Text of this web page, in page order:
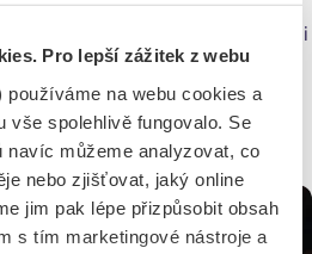
Pro lepší zážitek z webu
používáme na webu cookies a
vše spolehlivě fungovalo. Se
navíc můžeme analyzovat, co
nebo zjišťovat, jaký online
jim pak lépe přizpůsobit obsah
s tím marketingové nástroje a
svět, krytý relaxační bazén i
tu i unikátní atrakce, jako
nechybí ani péče v rukou týmu